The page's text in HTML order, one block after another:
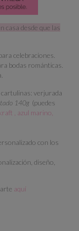
casa desde que las
celebraciones.
bodas románticas.
verjurada
140g (puedes
, azul marino,
con los
diseño,
aquí